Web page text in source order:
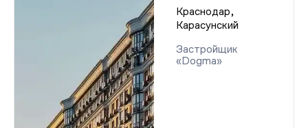
Краснодар,
Карасунский
Застройщик
«Dogma»